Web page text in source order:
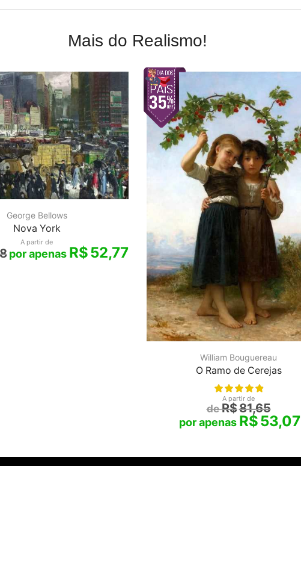
Mais do Realismo!
George Bellows
Nova York
A partir de
R$52,77
William Bouguereau
O Ramo de Cerejas
A partir de
R$81,65
R$53,07